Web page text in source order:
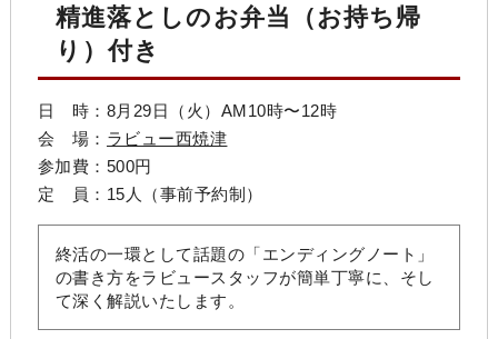
精進落としのお弁当（お持ち帰
り）付き
日 時：8月29日（火）AM10時〜12時
会 場： ラビュー西焼津
参加費：500円
定 員：15人（事前予約制）
終活の一環として話題の「エンディングノート」
の書き方をラビュースタッフが簡単丁寧に、そし
て深く解説いたします。